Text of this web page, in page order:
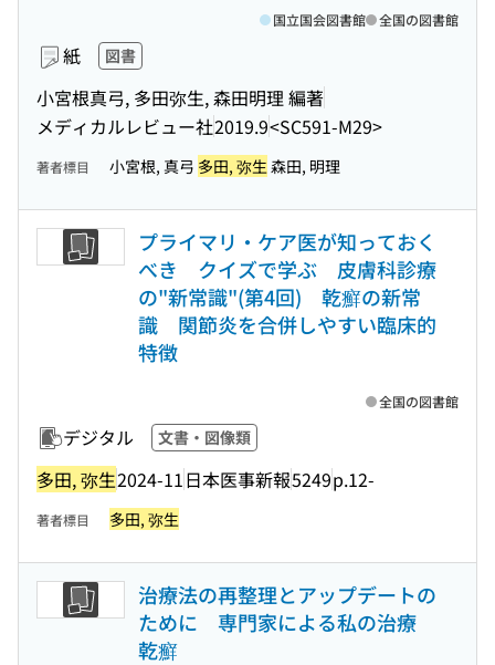
紙 図書
小宮根真弓, 多田弥生, 森田明理 編著
メディカルレビュー社2019.9<SC591-M29>
国立国会図書館 全国の図書館
著者標目 小宮根, 真弓 多田, 弥生森田, 明理
プライマリ・ケア医が知っておく
べき クイズで学ぶ 皮膚科診療
の"新常識"(第4回) 乾癬の新常
識 関節炎を合併しやすい臨床的
特徴
デジタル 文書・図像類
多田, 弥生2024-11日本医事新報5249p.12-
全国の図書館
著者標目 多田, 弥生
治療法の再整理とアップデートの
ために 専門家による私の治療
乾癬